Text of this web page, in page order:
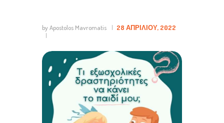
by Apostolos Mavromatis 28 ΑΠΡΙΛΊΟΥ, 2022